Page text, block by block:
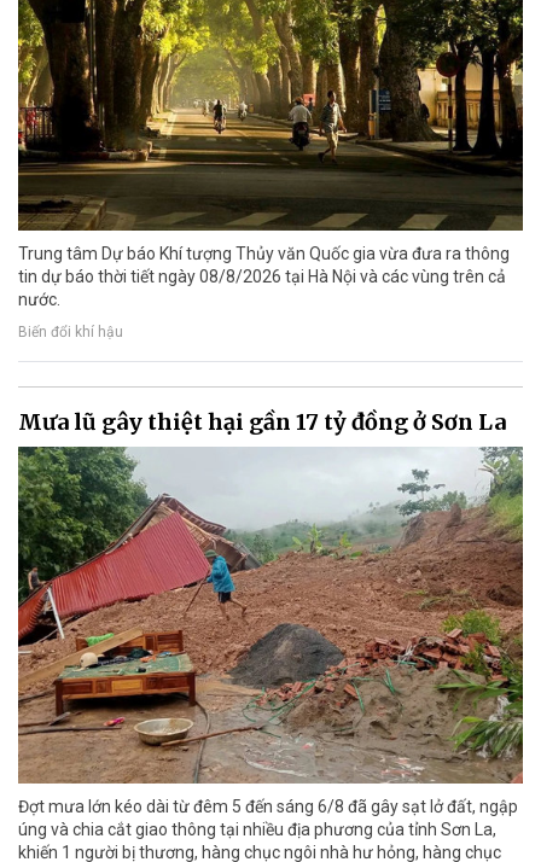
Trung tâm Dự báo Khí tượng Thủy văn Quốc gia vừa đưa ra thông
tin dự báo thời tiết ngày 08/8/2026 tại Hà Nội và các vùng trên cả
nước.
Biến đổi khí hậu
Mưa lũ gây thiệt hại gần 17 tỷ đồng ở Sơn La
Đợt mưa lớn kéo dài từ đêm 5 đến sáng 6/8 đã gây sạt lở đất, ngập
úng và chia cắt giao thông tại nhiều địa phương của tỉnh Sơn La,
khiến 1 người bị thương, hàng chục ngôi nhà hư hỏng, hàng chục